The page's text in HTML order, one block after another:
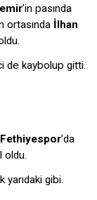
’in pasında
ortasında
İlhan
de kaybolup gitti.
Fethiyespor’da
oldu.
yarıdaki gibi.